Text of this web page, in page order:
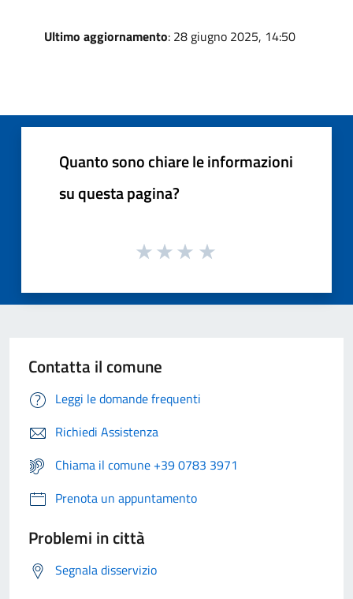
Ultimo aggiornamento: 28 giugno 2025, 14:50
Quanto sono chiare le informazioni
su questa pagina?
Contatta il comune
Leggi le domande frequenti
Richiedi Assistenza
Chiama il comune +39 0783 3971
Prenota un appuntamento
Problemi in città
Segnala disservizio